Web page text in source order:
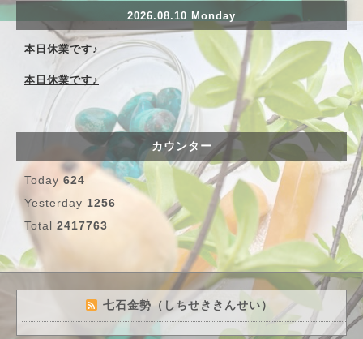
2026.08.10 Monday
本日休業です♪
本日休業です♪
カウンター
Today 624
Yesterday 1256
Total 2417763
七石金勢（しちせききんせい）